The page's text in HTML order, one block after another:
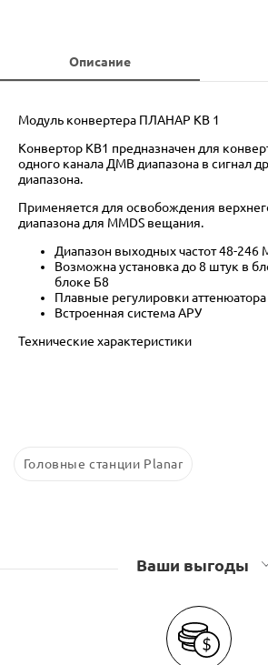
Описание
Модуль конвертера ПЛАНАР КВ 1
Конвертор КВ1 предназначен для
одного канала ДМВ диапазона в сигнал
диапазона.
Применяется для освобождения
диапазона для MMDS вещания.
Диапазон выходных частот 48-246
Возможна установка до 8 штук в
блоке Б8
Плавные регулировки
Встроенная система АРУ
Технические характеристики
Головные станции Planar
Ваши выгоды